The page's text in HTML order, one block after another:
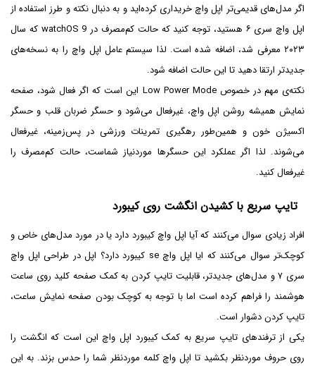
اگر مدل‌های قدیمی‌تر اپل واچ خریداری کرده‌اید و به دنبال نکته و طرز استفاده از
اپل واچ سری ۶ هستید، توجه کنید که حالت کم‌مصرف در watchOS 9 که سال
۲۰۲۳ معرفی شد، اضافه شده است. لذا سیستم عامل اپل واچ را به نسخه‌های
جدیدتر ارتقا دهید تا این حالت اضافه شود.
نکته‌ی مهم در خصوص Low Power Mode این است که اگر فعال شود، صفحه
نمایش همیشه روشن اپل واچ، غیرفعال می‌شود و حسگر ضربان قلب و حسگر
اکسیژن خون و همین‌طور رهگیری تمرینات ورزشی در پس‌زمینه، غیرفعال
می‌شوند. لذا اگر عملکرد این حسگرها موردنیاز شماست، حالت کم‌مصرف را
غیرفعال کنید.
تایپ سریع با کشیدن انگشت روی کیبورد
افراد زیادی سوال می‌کنند که آیا اپل واچ کیبورد دارد یا در مورد مدل‌های خاص و
کوچک‌تر سوال می‌کنند که ایا اپل واچ se کیبورد دارد؟ اپل در طراحی اپل واچ
سری ۷ و مدل‌های جدیدتر، قابلیت تایپ کردن به کمک صفحه کلید روی ساعت
هوشمند را فراهم کرده است اما با توجه به کوچک بودن صفحه نمایش ساعت،
تایپ کردن دشوار است.
یکی از ترفندهای تایپ سریع به کمک کیبورد اپل واچ این است که انگشت را
روی حروف موردنظر بکشید تا اپل واچ کلمه موردنظر شما را حدس بزند. به این